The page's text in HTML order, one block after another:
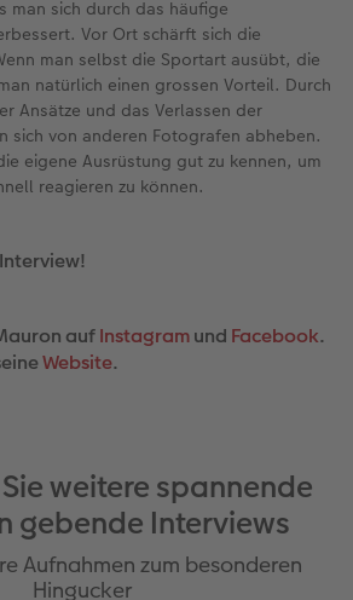
man sich durch das häufige
Vor Ort schärft sich die
man selbst die Sportart ausübt, die
natürlich einen grossen Vorteil. Durch
Ansätze und das Verlassen der
sich von anderen Fotografen abheben.
eigene Ausrüstung gut zu kennen, um
reagieren zu können.
aufInstagramund Facebook.
Website.
weitere spannende
gebende Interviews
Aufnahmen zum besonderen
Hingucker